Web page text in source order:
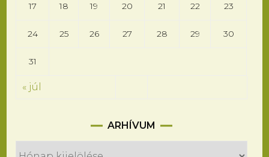
17 18 19 20 21 22 23
24 25 26 27 28 29 30
31
« júl
ARHÍVUM
Arhívum